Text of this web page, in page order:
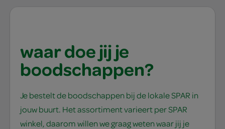
waar doe jij je
boodschappen?
Je bestelt de boodschappen bij de lokale SPAR in
jouw buurt. Het assortiment varieert per SPAR
winkel, daarom willen we graag weten waar jij je